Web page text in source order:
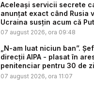
Aceleași servicii secrete
anunțat exact când Rusia
Ucraina susțin acum că
07 august 2026, ora 09:48
„N-am luat niciun ban”.
direcții AIPA - plasat în
penitenciar pentru 30 de
cerc...
07 august 2026, ora 11:07